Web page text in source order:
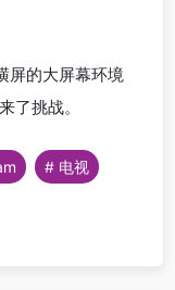
屏的大屏幕环境
了挑战。
# 电视